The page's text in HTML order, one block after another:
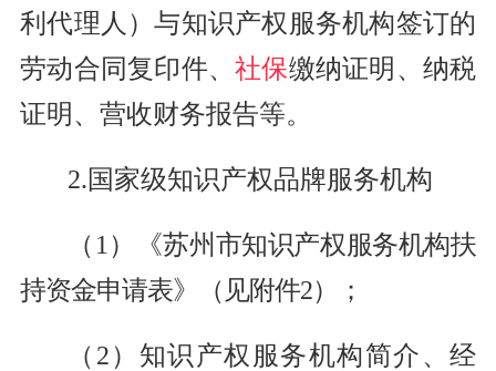
利代理人）与知识产权服务机构签订的
劳动合同复印件、 社保缴纳证明、纳税
证明、营收财务报告等。
2.国家级知识产权品牌服务机构
（1）《苏州市知识产权服务机构扶
持资金申请表》（见附件2）
；
（2）知识产权服务机构简介、经